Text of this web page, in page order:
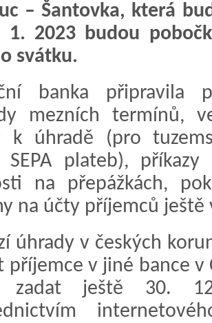
– Šantovka, která
1. 2023 budou
svátku.
banka připravila
mezních termínů,
k úhradě (pro
SEPA plateb),
na přepážkách,
na účty příjemců ještě
úhrady v českých
příjemce v jiné bance v
zadat ještě 30.